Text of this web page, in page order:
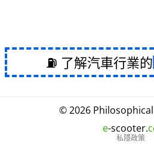
⛽ 了解汽車行業的
© 2026 Philosophical
e-scooter.
私隱政策